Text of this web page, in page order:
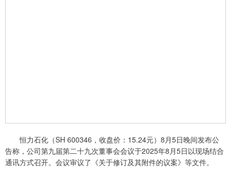
恒力石化（SH 600346，收盘价：15.24元）8月5日晚间发布公
告称，公司第九届第二十九次董事会会议于2025年8月5日以现场结合
通讯方式召开。会议审议了《关于修订及其附件的议案》等文件。